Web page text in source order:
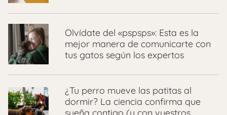
Olvídate del «pspsps»: Esta es la
mejor manera de comunicarte con
tus gatos según los expertos
​¿Tu perro mueve las patitas al
dormir? La ciencia confirma que